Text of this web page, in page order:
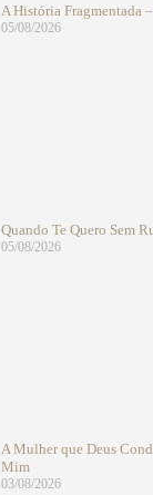
A História Fragmentada
05/08/2026
Quando Te Quero Sem
05/08/2026
A Mulher que Deus
Mim
03/08/2026